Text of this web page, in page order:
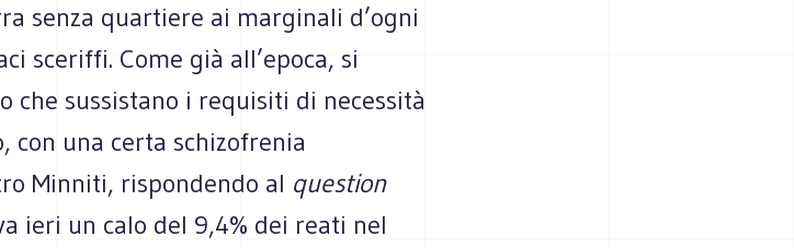
senza quartiere ai marginali d’ogni
sceriffi. Come già all’epoca, si
che sussistano i requisiti di necessità
con una certa schizofrenia
Minniti, rispondendo al question
ieri un calo del 9,4% dei reati nel